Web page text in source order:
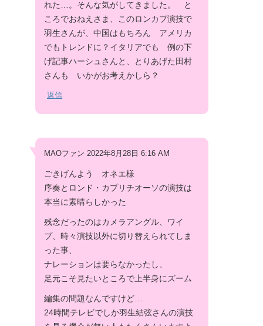
れた…。そんな気がしてきました。 と
ころでおねえさま、このロンカプ演技で
羽生さんが、中国はもちろん アメリカ
でもトレンドに？イタリアでも 例の下
げ記事ハーシュさんと、とりあげた田村
さんも いかがお考えかしら？
返信
MAOファン 2022年8月28日 6:16 AM
ごきげんよう オネエ様
序奏とロンド・カプリチオーソの演技は
本当に素晴らしかった
残念だったのはカメラアングル、ワイ
プ、時々演技以外に切り替えられてしま
った事、
ナレーションは要らなかったし、
足元こそ見たいところで上半身にズーム
編集の問題なんですけど…
24時間テレビでしか羽生結弦さんの演技